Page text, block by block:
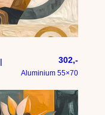
302,-
Aluminium 55×70